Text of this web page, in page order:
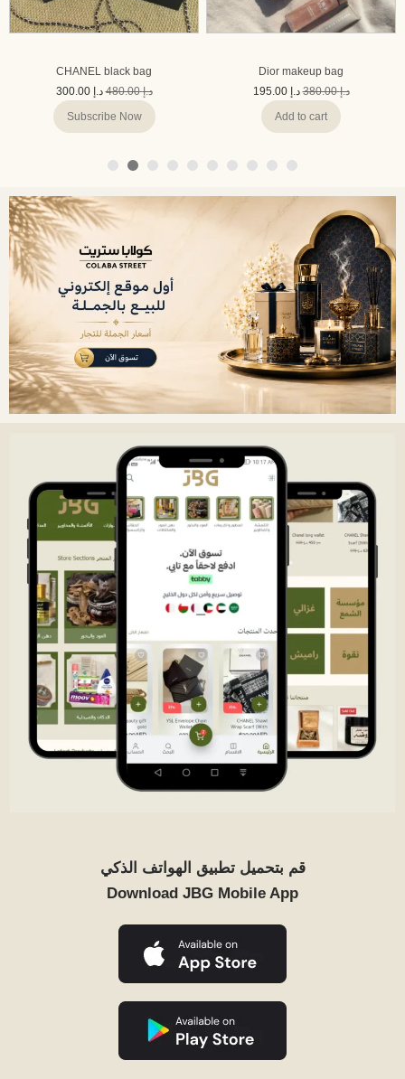
CHANEL black bag
د.إ480.00 د.إ 300.00
Subscribe Now
Dior makeup bag
د.إ380.00 د.إ 195.00
Add to cart
قم بتحميل تطبيق الهواتف الذكي
Download JBG Mobile App